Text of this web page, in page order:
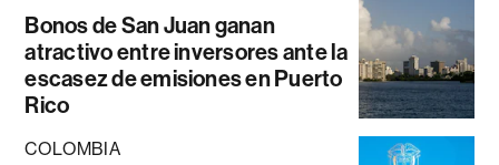
Bonos de San Juan ganan
atractivo entre inversores ante la
escasez de emisiones en Puerto
Rico
COLOMBIA